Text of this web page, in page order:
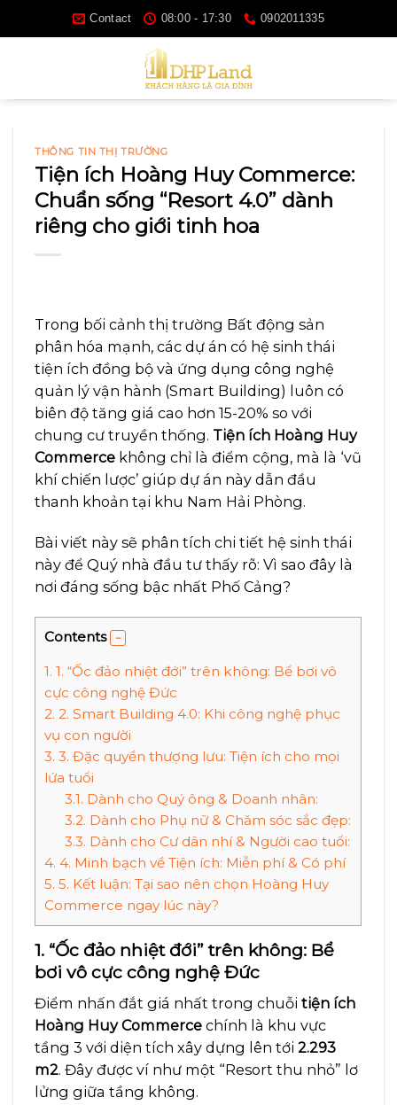
Contact 08:00 - 17:30 0902011335
THÔNG TIN THỊ TRƯỜNG
Tiện ích Hoàng Huy Commerce:
Chuẩn sống “Resort 4.0” dành
riêng cho giới tinh hoa
Trong bối cảnh thị trường Bất động sản
phân hóa mạnh, các dự án có hệ sinh thái
tiện ích đồng bộ và ứng dụng công nghệ
quản lý vận hành (Smart Building) luôn có
biên độ tăng giá cao hơn 15-20% so với
chung cư truyền thống. Tiện ích Hoàng Huy
Commerce không chỉ là điểm cộng, mà là ‘vũ
khí chiến lược’ giúp dự án này dẫn đầu
thanh khoản tại khu Nam Hải Phòng.
Bài viết này sẽ phân tích chi tiết hệ sinh thái
này để Quý nhà đầu tư thấy rõ: Vì sao đây là
nơi đáng sống bậc nhất Phố Cảng?
Contents
1. 1. “Ốc đảo nhiệt đới” trên không: Bể bơi vô
cực công nghệ Đức
2. 2. Smart Building 4.0: Khi công nghệ phục
vụ con người
3. 3. Đặc quyền thượng lưu: Tiện ích cho mọi
lứa tuổi
3.1. Dành cho Quý ông & Doanh nhân:
3.2. Dành cho Phụ nữ & Chăm sóc sắc đẹp:
3.3. Dành cho Cư dân nhí & Người cao tuổi:
4. 4. Minh bạch về Tiện ích: Miễn phí & Có phí
5. 5. Kết luận: Tại sao nên chọn Hoàng Huy
Commerce ngay lúc này?
1. “Ốc đảo nhiệt đới” trên không: Bể
bơi vô cực công nghệ Đức
Điểm nhấn đắt giá nhất trong chuỗitiện ích
Hoàng Huy Commerce chính là khu vực
tầng 3 với diện tích xây dựng lên tới2.293
m2. Đây được ví như một “Resort thu nhỏ” lơ
lửng giữa tầng không.